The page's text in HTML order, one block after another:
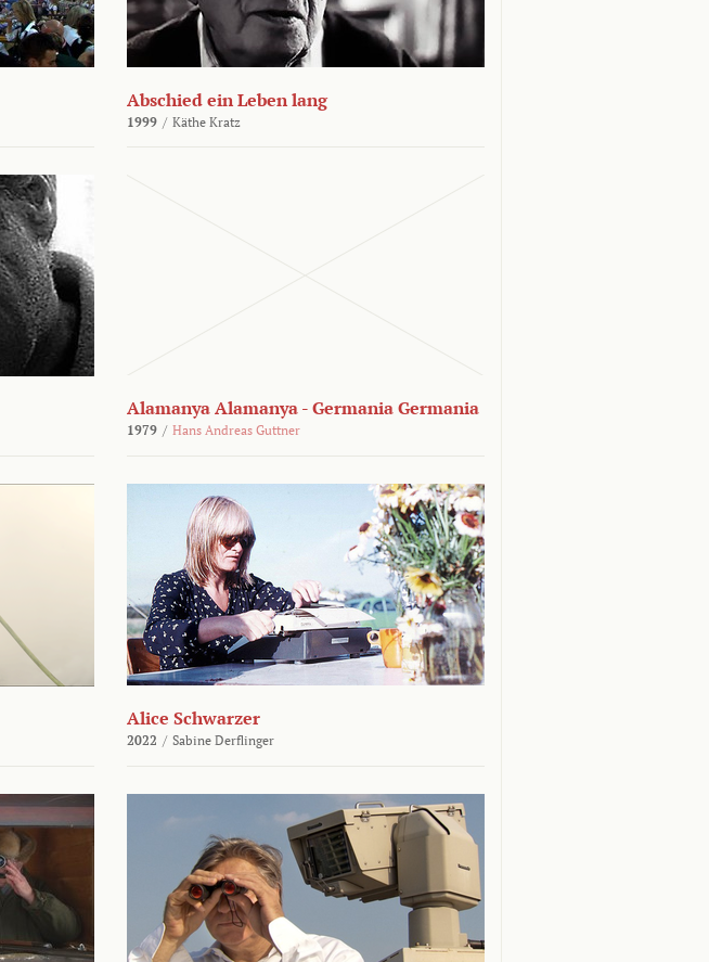
Abschied ein Leben lang
1999 / Käthe Kratz
Alamanya Alamanya - Germania Germania
1979 / Hans Andreas Guttner
Alice Schwarzer
2022 / Sabine Derflinger